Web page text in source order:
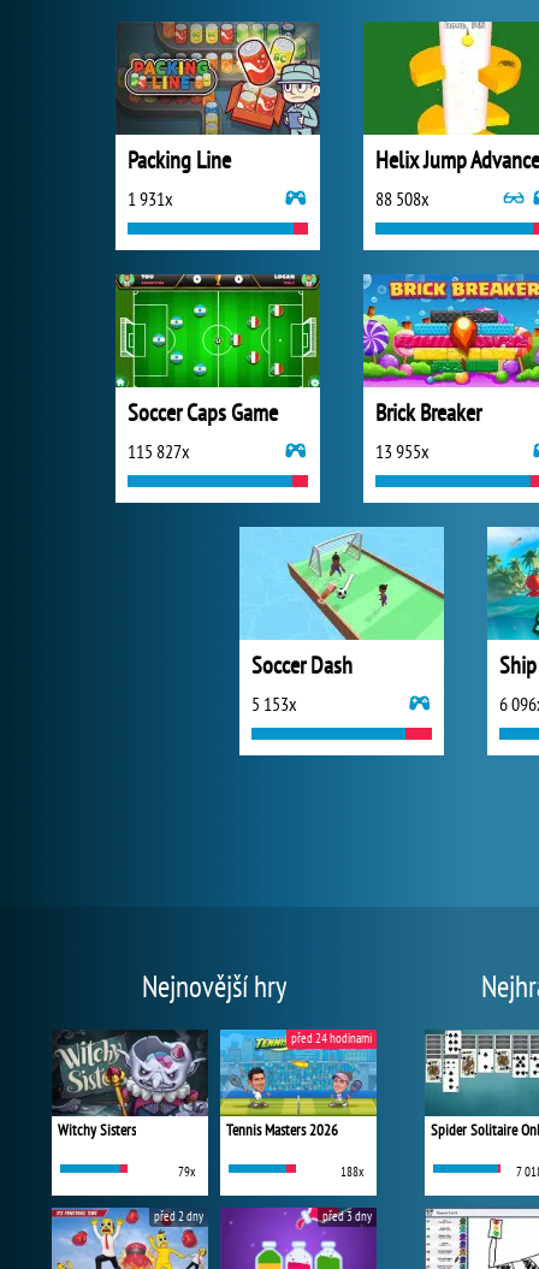
Packing Line
1 931x
Helix Jump
88 508x
Soccer Caps Game
115 827x
Brick Breaker
13 955x
Soccer Dash
5 153x 6
Nejnovější hry
Witchy Sisters
79x
Tennis Masters 2026
188x
před 24 hodinami
před 2 dny před 3 dny
Spider Solitaire
7